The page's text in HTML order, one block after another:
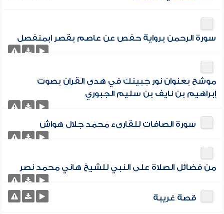
سورة الرحمن برواية حفص عن عاصم بقصر ابمنفصل
موشح بعنوان نور جبينك في هدى القران بصوت
إبراهيم بن نايف بن سليم الجبوري
سورة الصافات للقارىء محمد جلال هواش
من فضائل الصلاة على النبي للشيخ هاني محمد نصر
قصة غريبة